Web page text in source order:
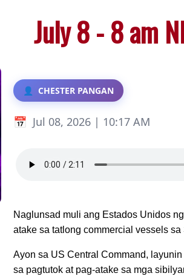
July 8 - 8 am
CHESTER PANGAN
Jul 08, 2026 | 10:17 AM
Naglunsad muli ang Estados Unidos
atake sa tatlong commercial vessels sa
Ayon sa US Central Command,
sa pagtutok at pag-atake sa mga